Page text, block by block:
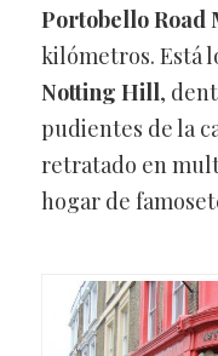
Portobello Road
kilómetros. Está
Notting Hill,
pudientes de la
retratado en
hogar de